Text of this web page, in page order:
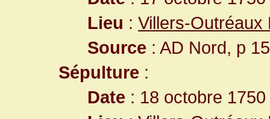
Lieu : Villers-Outréaux
Source : AD Nord, p
Sépulture :
Date : 18 octobre